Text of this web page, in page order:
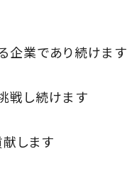
企業であり続けます
戦し続けます
します